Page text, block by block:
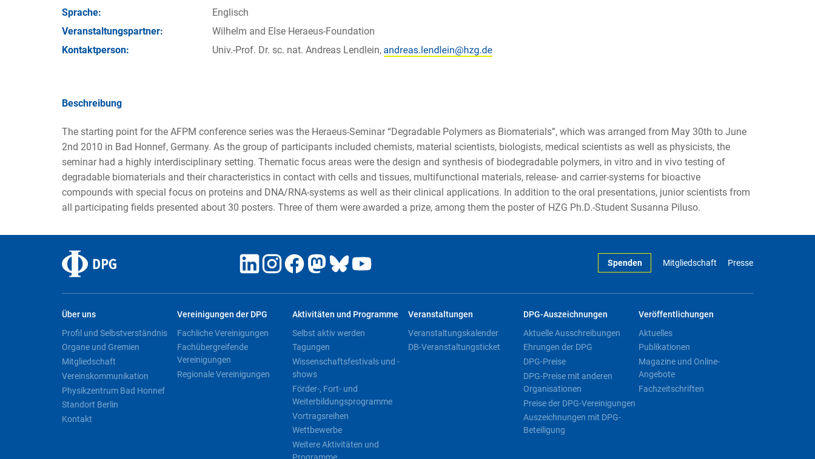
Sprache:
Englisch
Veran­staltungs­partner:
Wilhelm and Else Heraeus-Foundation
Kontakt­person:
Univ.-Prof. Dr. sc. nat. Andreas Lendlein,
Beschreibung
The starting point for the AFPM conference series was the Heraeus-Seminar “Degradable Polymers as Biomaterials”, which was arranged from May 30th to June
2nd 2010 in Bad Honnef, Germany. As the group of participants included chemists, material scientists, biologists, medical scientists as well as physicists, the
seminar had a highly interdisciplinary setting. Thematic focus areas were the design and synthesis of biodegradable polymers, in vitro and in vivo testing of
degradable biomaterials and their characteristics in contact with cells and tissues, multifunctional materials, release- and carrier-systems for bioactive
compounds with special focus on proteins and DNA/RNA-systems as well as their clinical applications. In addition to the oral presentations, junior scientists from
all participating fields presented about 30 posters. Three of them were awarded a prize, among them the poster of HZG Ph.D.-Student Susanna Piluso.
Spenden Mitgliedschaft Presse
Über uns
Profil und Selbstverständnis
Organe und Gremien
Mitgliedschaft
Vereinskommunikation
Physikzentrum Bad Honnef
Standort Berlin
Kontakt
Vereinigungen der DPG
Fachliche Vereinigungen
Fachübergreifende
Vereinigungen
Regionale Vereinigungen
Aktivitäten und Programme
Selbst aktiv werden
Tagungen
Wissenschaftsfestivals und -
shows
Förder-, Fort- und
Weiterbildungsprogramme
Vortragsreihen
Wettbewerbe
Weitere Aktivitäten und
Veranstaltungen
Veranstaltungskalender
DB-Veranstaltungsticket
DPG-Auszeichnungen
Aktuelle Ausschreibungen
Ehrungen der DPG
DPG-Preise
DPG-Preise mit anderen
Organisationen
Preise der DPG-Vereinigungen
Auszeichnungen mit DPG-
Beteiligung
Veröffentlichungen
Aktuelles
Publikationen
Magazine und Online-
Angebote
Fachzeitschriften